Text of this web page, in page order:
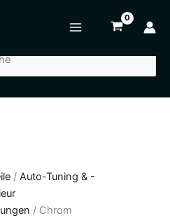
/ Auto-Tuning & -
/ Chrom